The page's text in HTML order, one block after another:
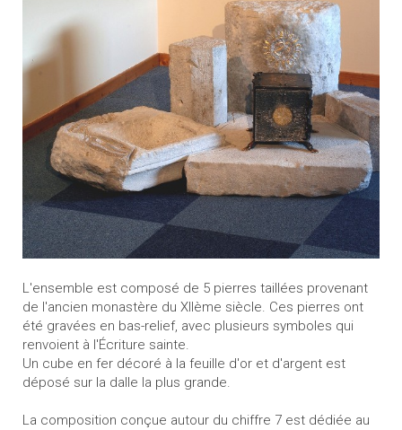
L'ensemble est composé de 5 pierres taillées provenant
de l'ancien monastère du XIIème siècle. Ces pierres ont
été gravées en bas-relief, avec plusieurs symboles qui
renvoient à l'Écriture sainte.
Un cube en fer décoré à la feuille d'or et d'argent est
déposé sur la dalle la plus grande.
La composition conçue autour du chiffre 7 est dédiée au